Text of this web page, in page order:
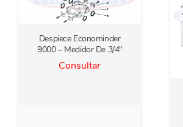
Despiece Econominder
9000 – Medidor De 3/4″
Consultar